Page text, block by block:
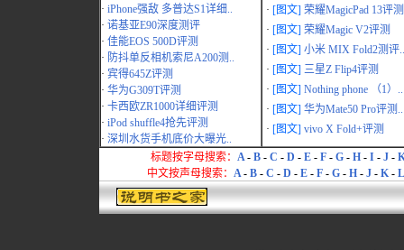
· iPhone强敌 多普达S1详细..
· 诺基亚E90深度测评
· 佳能EOS 500D评测
· 防抖单反相机索尼A200测..
· 宾得645Z评测
· 华为G309T评测
· 卡西欧ZR1000详细评测
· iPod shuffle4抢先评测
· 深圳水货手机底价大曝光..
· [图文] 荣耀MagicPad 13评
· [图文] 荣耀Magic V2评测
· [图文] 小米 MIX Fold2测评..
· [图文] 三星Z Flip4评测
· [图文] Nothing phone （1）..
· [图文] 华为Mate50 Pro评测..
· [图文] vivo X Fold+评测
标题按字母搜索： A- B- C - D - E- F- G- H- I- J-
中文按声母搜索： A- B - C - D - E - F - G - H - J - K - L